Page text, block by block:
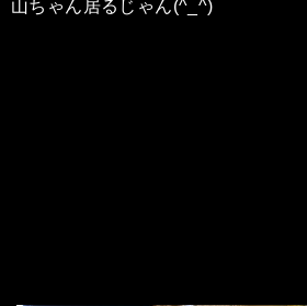
山ちゃん居るじゃん(^_^)